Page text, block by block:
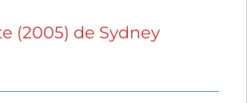
(2005) de Sydney